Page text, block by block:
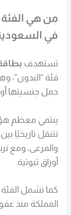
من هي الفئة
في
تستهدف
فئة “البدون”،
حمل جنسيتها
ينتمي معظم
تتنقل تاريخيًا
والمرعى، ومع
أوراق ثبوتية.
كما تشمل
المملكة منذ